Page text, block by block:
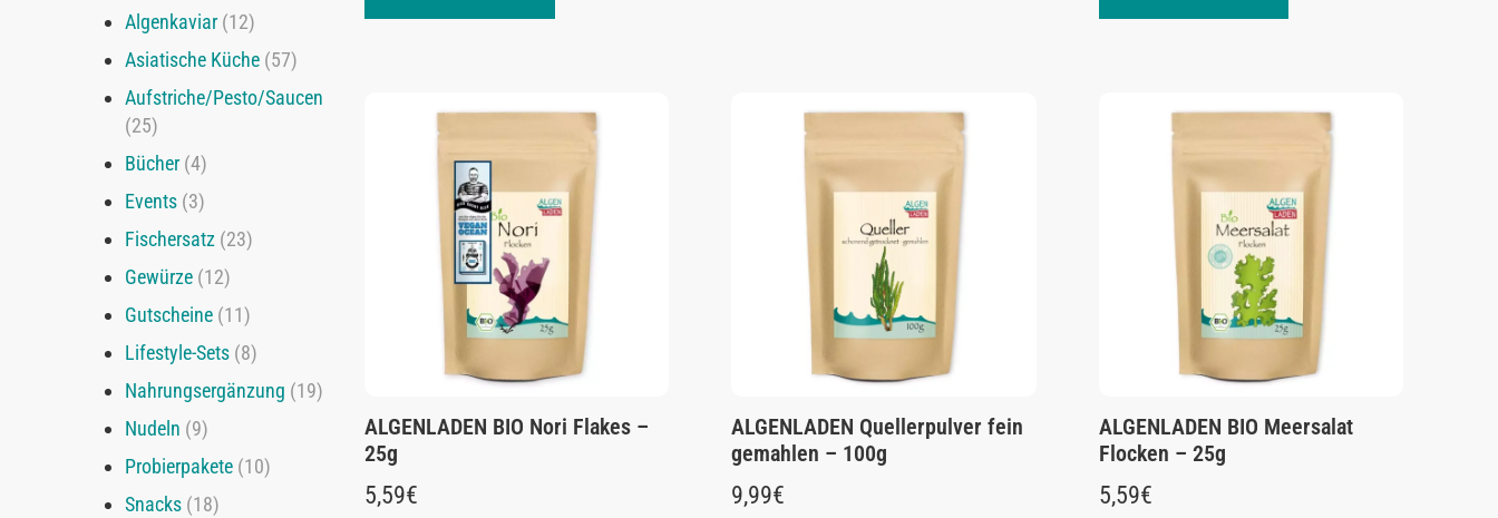
Algenkaviar (12)
Asiatische Küche (57)
Aufstriche/Pesto/Saucen
(25)
Bücher (4)
Events (3)
Fischersatz (23)
Gewürze (12)
Gutscheine (11)
Lifestyle-Sets (8)
Nahrungsergänzung (19)
Nudeln (9)
Probierpakete (10)
Snacks (18)
ALGENLADEN BIO Nori Flakes –
25g
5,59€
ALGENLADEN Quellerpulver fein
gemahlen – 100g
9,99€
ALGENLADEN BIO Meersalat
Flocken – 25g
5,59€